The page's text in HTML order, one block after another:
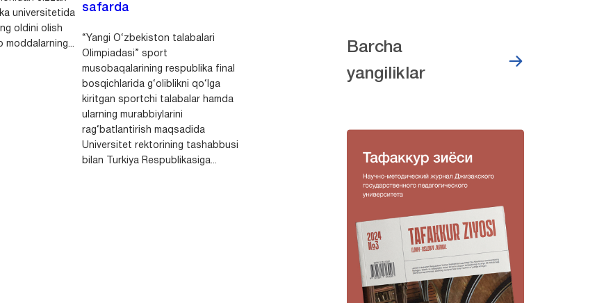
universitetida
oldini olish
moddalarning...
safarda
“Yangi O‘zbekiston talabalari
Olimpiadasi” sport
musobaqalarining respublika final
bosqichlarida g‘oliblikni qo‘lga
kiritgan sportchi talabalar hamda
ularning murabbiylarini
rag‘batlantirish maqsadida
Universitet rektorining tashabbusi
bilan Turkiya Respublikasiga...
Barcha
yangiliklar